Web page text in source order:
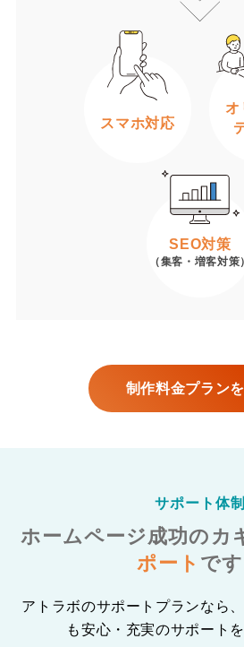
スマホ対応
オ
SEO対策
（集客・増客対策）
制作料金プラン
サポート体制
ホームページ成功のカ
ポート です
アトラボのサポートプランなら
も安心・充実のサポート